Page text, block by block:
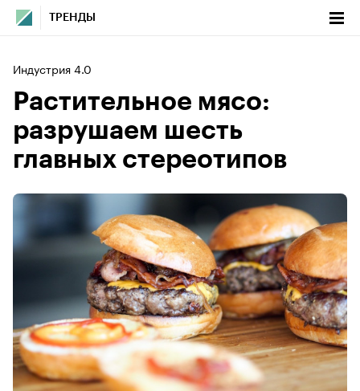
ТРЕНДЫ
Индустрия 4.0
Растительное мясо:
разрушаем шесть
главных стереотипов